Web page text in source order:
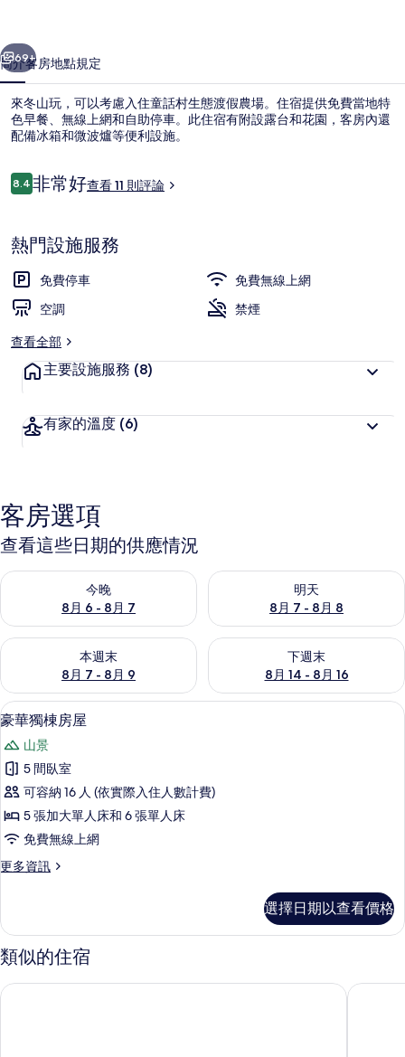
農
場
的
相
片
集
個 下一個
69+
簡介客房地點規定
來冬山玩，可以考慮入住童話村生態渡假農場。住宿提供免費當地特
色早餐、無線上網和自助停車。此住宿有附設露台和花園，客房內還
配備冰箱和微波爐等便利設施。
評
論
8.48.4 分，滿分 10 分，
非常好查看 11 則評論
熱門設施服務
免費停車
免費無線上網
空調
禁煙
查看全部
主要設施服務 (8)
有家的溫度 (6)
客房選項
查看這些日期的供應情況
今晚
8月 6 - 8月 7
查看今晚 (8月 6 - 8月 7) 的供應情況
明天
8月 7 - 8月 8
查看明天 (8月 7 - 8月 8) 的供
本週末
8月 7 - 8月 9
查看本週末 (8月 7 - 8月 9) 的供應情況
下週末
8月 14 - 8月 16
查看下週末 (8月 14 - 8月 16)
顯
示
豪
華
獨
棟
屋
所
有
相
片
豪華獨棟房屋 | 書桌、筆電工作空間
1
豪華獨棟房屋
山景
5 間臥室
可容納 16 人 (依實際入住人數計費)
5 張加大單人床和 6 張單人床
免費無線上網
更多資訊
更
獨
棟
房
的
選擇日期以查看價格
類似的住宿
都鄉旅 煙波大